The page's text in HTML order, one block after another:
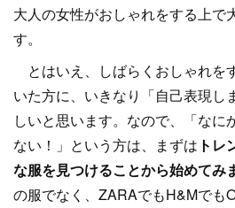
大人の女性がおしゃれをする上で
す。
とはいえ、しばらくおしゃれを
いた方に、いきなり「自己表現し
しいと思います。なので、「なに
ない！」という方は、まずは トレ
な服を見つけることから始めてみ
の服でなく、ZARAでもH&Mでも